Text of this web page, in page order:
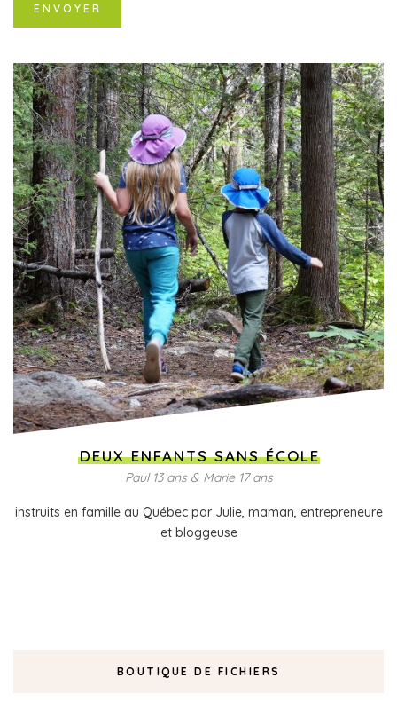
DEUX ENFANTS SANS ÉCOLE
Paul 13 ans & Marie 17 ans
instruits en famille au Québec par Julie, maman, entrepreneure
et bloggeuse
BOUTIQUE DE FICHIERS